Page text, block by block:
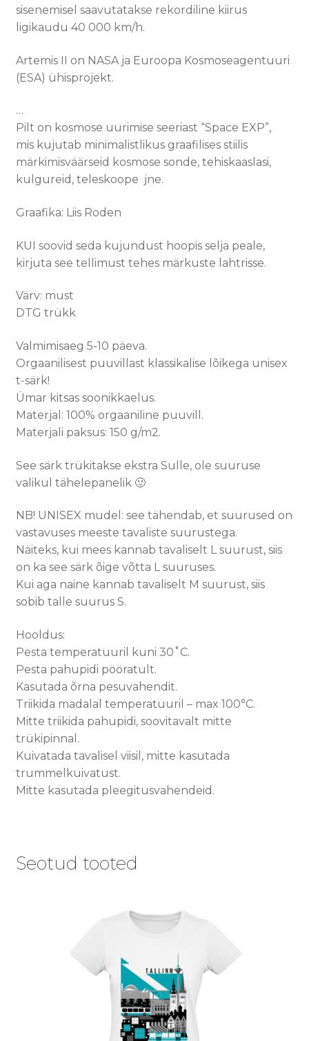
sisenemisel saavutatakse rekordiline kiirus
ligikaudu 40 000 km/h.
Artemis II on NASA ja Euroopa Kosmoseagentuuri
(ESA) ühisprojekt.
…
Pilt on kosmose uurimise seeriast “Space EXP”,
mis kujutab minimalistlikus graafilises stiilis
märkimisväärseid kosmose sonde, tehiskaaslasi,
kulgureid, teleskoope jne.
Graafika: Liis Roden
KUI soovid seda kujundust hoopis selja peale,
kirjuta see tellimust tehes märkuste lahtrisse.
Värv: must
DTG trükk
Valmimisaeg 5-10 päeva.
Orgaanilisest puuvillast klassikalise lõikega unisex
t-särk!
Ümar kitsas soonikkaelus.
Materjal: 100% orgaaniline puuvill.
Materjali paksus: 150 g/m2.
See särk trükitakse ekstra Sulle, ole suuruse
valikul tähelepanelik 🙂
NB! UNISEX mudel: see tähendab, et suurused on
vastavuses meeste tavaliste suurustega.
Näiteks, kui mees kannab tavaliselt L suurust, siis
on ka see särk õige võtta L suuruses.
Kui aga naine kannab tavaliselt M suurust, siis
sobib talle suurus S.
Hooldus:
Pesta temperatuuril kuni 30˚C.
Pesta pahupidi pööratult.
Kasutada õrna pesuvahendit.
Triikida madalal temperatuuril – max 100°C.
Mitte triikida pahupidi, soovitavalt mitte
trükipinnal.
Kuivatada tavalisel viisil, mitte kasutada
trummelkuivatust.
Mitte kasutada pleegitusvahendeid.
Seotud tooted